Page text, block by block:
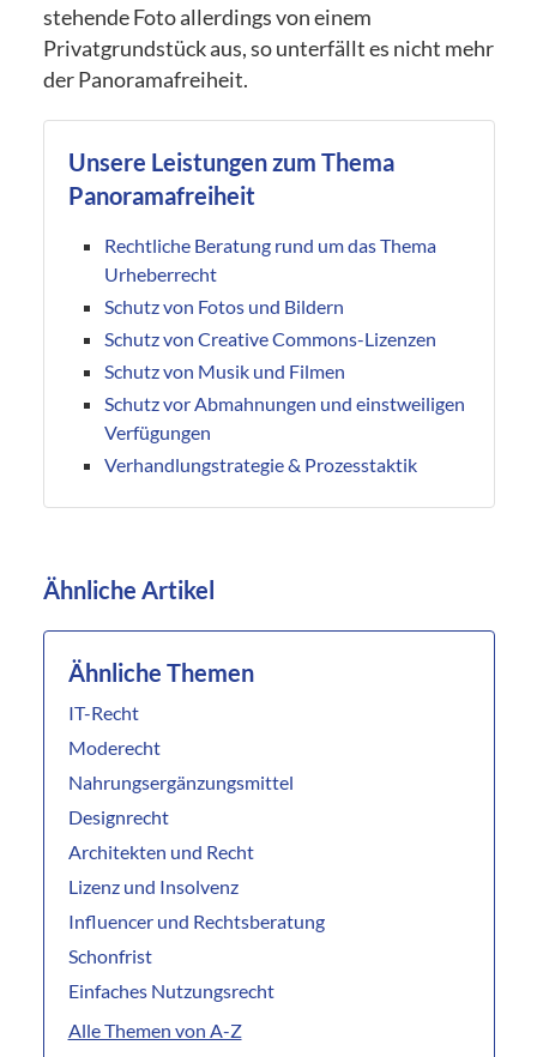
stehende Foto allerdings von einem
Privatgrundstück aus, so unterfällt es nicht mehr
der Panoramafreiheit.
Unsere Leistungen zum Thema
Panoramafreiheit
Rechtliche Beratung rund um das Thema
Urheberrecht
Schutz von Fotos und Bildern
Schutz von Creative Commons-Lizenzen
Schutz von Musik und Filmen
Schutz vor Abmahnungen und einstweiligen
Verfügungen
Verhandlungstrategie & Prozesstaktik
Ähnliche Artikel
Ähnliche Themen
IT-Recht
Moderecht
Nahrungsergänzungsmittel
Designrecht
Architekten und Recht
Lizenz und Insolvenz
Influencer und Rechtsberatung
Schonfrist
Einfaches Nutzungsrecht
Alle Themen von A-Z